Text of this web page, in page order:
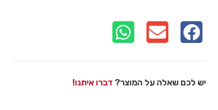
יש לכם שאלה על המוצר? דברו איתנו!